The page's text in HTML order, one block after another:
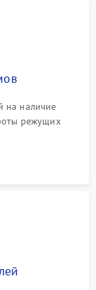
на наличие
режущих
электромотора
ткани.